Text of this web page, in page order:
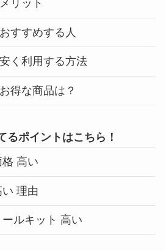
リット
すすめする人
く利用する方法
得な商品は？
るポイントはこちら！
高い
理由
ルキット 高い